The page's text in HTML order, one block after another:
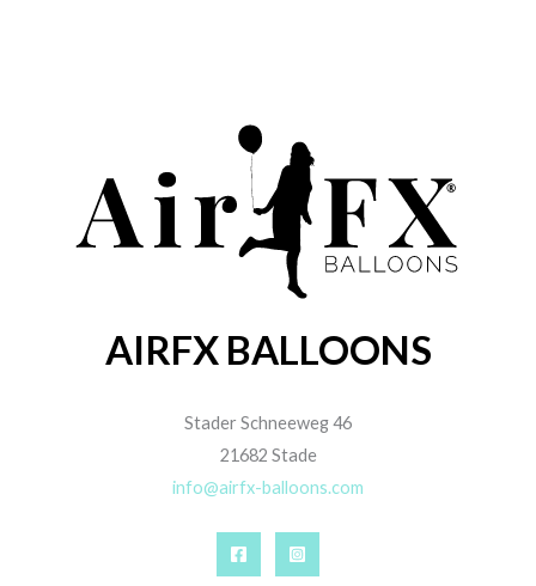
AIRFX BALLOONS
Stader Schneeweg 46
21682 Stade
info@airfx-balloons.com